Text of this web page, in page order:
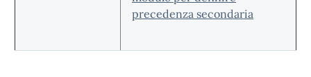
precedenza secondaria